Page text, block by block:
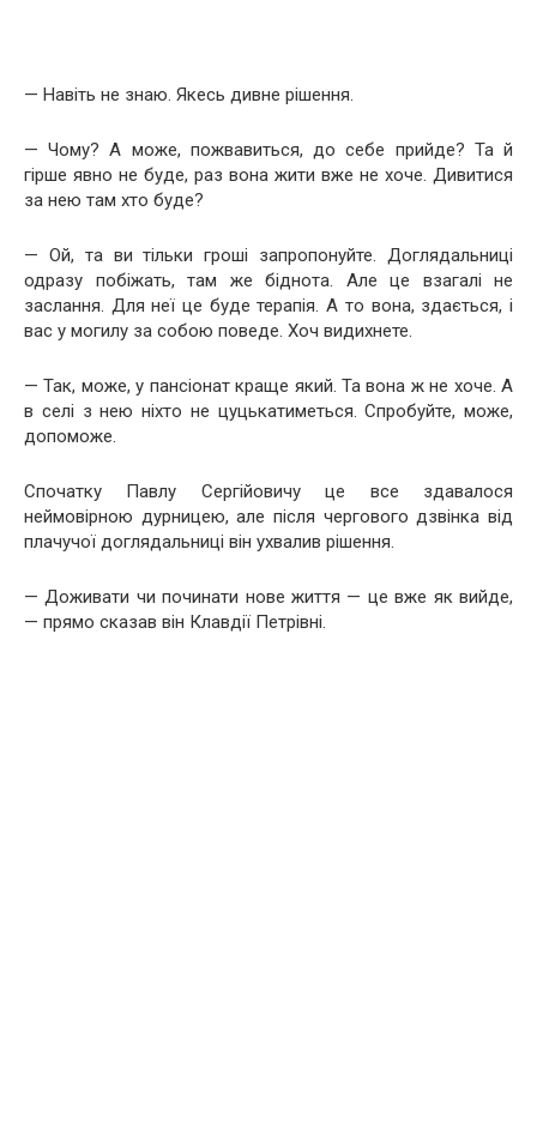
— Навіть не знаю. Якесь дивне рішення.
— Чому? А може, пожвавиться, до себе прийде? Та й
гірше явно не буде, раз вона жити вже не хоче. Дивитися
за нею там хто буде?
— Ой, та ви тільки гроші запропонуйте. Доглядальниці
одразу побіжать, там же біднота. Але це взагалі не
заслання. Для неї це буде терапія. А то вона, здається, і
вас у могилу за собою поведе. Хоч видихнете.
— Так, може, у пансіонат краще який. Та вона ж не хоче. А
в селі з нею ніхто не цуцькатиметься. Спробуйте, може,
допоможе.
Спочатку Павлу Сергійовичу це все здавалося
неймовірною дурницею, але після чергового дзвінка від
плачучої доглядальниці він ухвалив рішення.
— Доживати чи починати нове життя — це вже як вийде,
— прямо сказав він Клавдії Петрівні.